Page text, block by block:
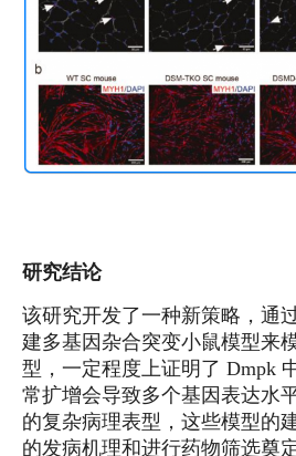
研究结论
该研究开发了一种新策略，通
建多基因杂合突变小鼠模型来
型，一定程度上证明了 Dmpk
常扩增会导致多个基因表达水
的复杂病理表型，这些模型的
的发病机理和进行药物筛选奠